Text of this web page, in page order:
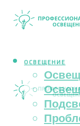
ОСВЕЩЕНИЕ